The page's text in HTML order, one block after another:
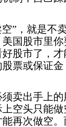
”，就是不
国股市里
股市了，
票或保证
卖出手上
空头只能
再次做空